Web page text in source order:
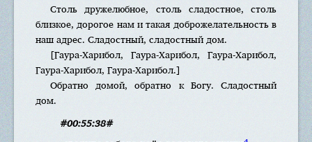
Столь дружелюбное, столь сладостное, столь
близкое, дорогое нам и такая доброжелательность в
наш адрес. Сладостный, сладостный дом.
[Гаура-Харибол, Гаура-Харибол, Гаура-Харибол,
Гаура-Харибол, Гаура-Харибол.]
Обратно домой, обратно к Богу. Сладостный
дом.
#00:55:38#